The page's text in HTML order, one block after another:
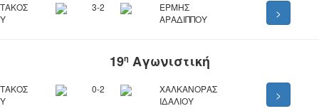
3-2
ΕΡΜΗΣ
ΑΡΑΔΙΠΠΟΥ
>
19η Αγωνιστική
0-2
ΧΑΛΚΑΝΟΡΑΣ
ΙΔΑΛΙΟΥ
>